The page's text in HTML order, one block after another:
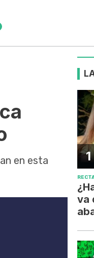
en esta
1
va